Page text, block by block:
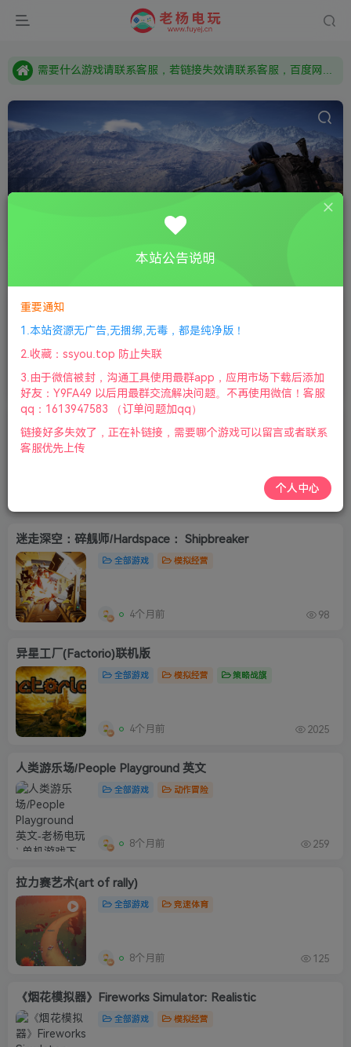
本站资源来自网络搜集，如有侵权，请联系删除：fuyej@qq.com 附上证书和内容链接
需要什么游戏请联系客服，若链接失效请联系客服，百度网盘边上的激活码也是解压密码
【旋转轮胎：雪地奔驰】SnowRunner：Premium Edition
全部游戏 竞速体育
1个月前 399
【拟真车祸模拟】BeamNG.drive
200
迷走深空：碎舰师/Hardspace： Shipbreaker
全部游戏 模拟经营
4个月前 98
异星工厂(Factorio)联机版
全部游戏 模拟经营 策略战旗
4个月前 2025
人类游乐场/People Playground 英文
全部游戏 动作冒险
8个月前 259
拉力赛艺术(art of rally)
全部游戏 竞速体育
8个月前 125
《烟花模拟器》Fireworks Simulator: Realistic
全部游戏 模拟经营
本站公告说明
重要通知
1.本站资源无广告,无捆绑,无毒，都是纯净版！
2.收藏：ssyou.top 防止失联
3.由于微信被封，沟通工具使用最群app，应用市场下载后添加
好友：Y9FA49 以后用最群交流解决问题。不再使用微信！客服
qq：1613947583 （订单问题加qq）
链接好多失效了，正在补链接，需要哪个游戏可以留言或者联系
客服优先上传
个人中心